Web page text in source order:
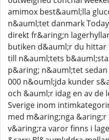
amimox best&auml;lla
n&auml;tet danmark
direkt fr&aring;n
butiken d&auml;r du hittar
till n&auml;tets
p&aring; n&auml;tet
000 n&ouml;jda kunder
och &auml;r idag en av de
Sverige inom
med m&aring;nga
v&aring;ra varor finns i